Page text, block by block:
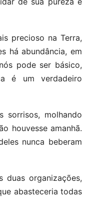
precioso na Terra,
há abundância, em
pode ser básico,
é um verdadeiro
sorrisos, molhando
houvesse amanhã.
nunca beberam
duas organizações,
abasteceria todas